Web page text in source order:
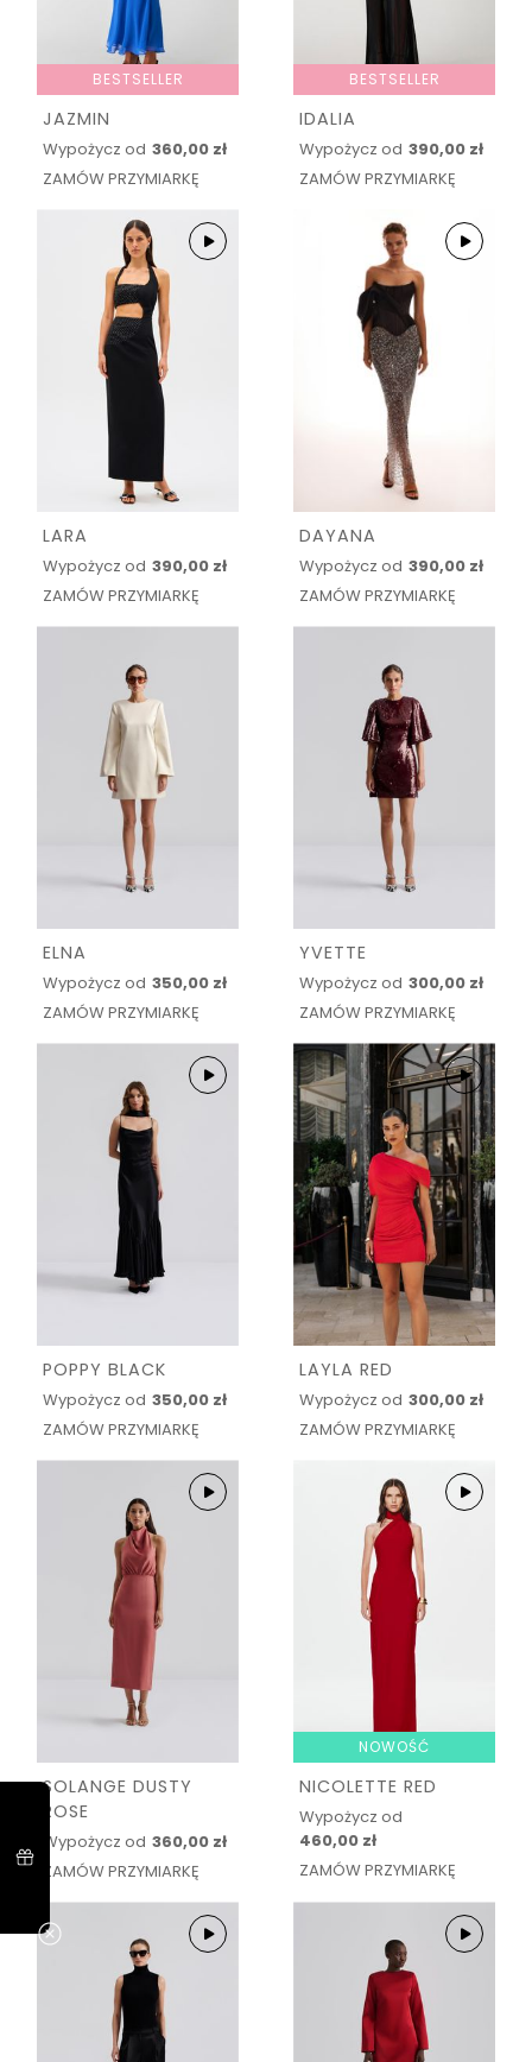
BESTSELLER
JAZMIN
Wypożycz od 360,00 zł
ZAMÓW PRZYMIARKĘ
BESTSELLER
IDALIA
Wypożycz od 390,00 zł
ZAMÓW PRZYMIARKĘ
LARA
Wypożycz od 390,00 zł
ZAMÓW PRZYMIARKĘ
DAYANA
Wypożycz od 390,00 zł
ZAMÓW PRZYMIARKĘ
ELNA
Wypożycz od 350,00 zł
ZAMÓW PRZYMIARKĘ
YVETTE
Wypożycz od 300,00 zł
ZAMÓW PRZYMIARKĘ
POPPY BLACK
Wypożycz od 350,00 zł
ZAMÓW PRZYMIARKĘ
LAYLA RED
Wypożycz od 300,00 zł
ZAMÓW PRZYMIARKĘ
SOLANGE DUSTY
ROSE
Wypożycz od 360,00 zł
ZAMÓW PRZYMIARKĘ
NOWOŚĆ
NICOLETTE RED
Wypożycz od
460,00 zł
ZAMÓW PRZYMIARKĘ